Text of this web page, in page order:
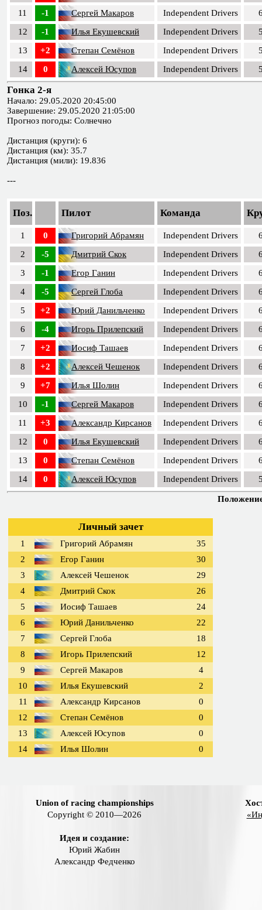
11 -1 Сергей Макаров Independent Drivers
12
-1 Илья Екушевский Independent Drivers
13
+2 Степан Семёнов Independent Drivers
14
0 Алексей Юсупов Independent Drivers
Гонка 2-я
Начало: 29.05.2020 20:45:00
Завершение: 29.05.2020 21:05:00
Прогноз погоды: Солнечно
Дистанция (круги): 6
Дистанция (км): 35.7
Дистанция (мили): 19.836
---
Поз. Пилот Команда
1 0 Григорий Абрамян Independent Drivers
2
-5 Дмитрий Скок Independent Drivers
3
-1 Егор Ганин Independent Drivers
4
-5 Сергей Глоба Independent Drivers
5
+2 Юрий Данильченко Independent Drivers
6
-4 Игорь Прилепский Independent Drivers
7
+2 Иосиф Ташаев Independent Drivers
8
+2 Алексей Чешенок Independent Drivers
9
+7 Илья Шолин Independent Drivers
10
-1 Сергей Макаров Independent Drivers
11
+3 Александр Кирсанов Independent Drivers
12
0 Илья Екушевский Independent Drivers
13
0 Степан Семёнов Independent Drivers
14
0 Алексей Юсупов Independent Drivers
Положение
Личный зачет
1 Григорий Абрамян
35
2
Егор Ганин
30
3
Алексей Чешенок
29
4
Дмитрий Скок
26
5
Иосиф Ташаев
24
6
Юрий Данильченко
22
7
Сергей Глоба
18
8
Игорь Прилепский
12
9
Сергей Макаров
4
10
Илья Екушевский
2
11
Александр Кирсанов
0
12
Степан Семёнов
0
13
Алексей Юсупов
0
14
Илья Шолин 0
Union of racing championships
Copyright © 2010—2026
Идея и создание:
Юрий Жабин
Александр Федченко